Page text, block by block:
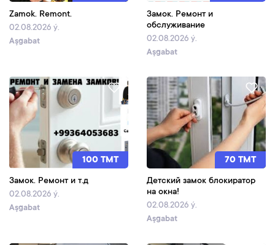
Zamok. Remont.
02.08.2026 ý.
Aşgabat
Замок. Ремонт и
обслуживание
02.08.2026 ý.
Aşgabat
100 TMT
Замок. Ремонт и т.д
02.08.2026 ý.
Aşgabat
70 TMT
Детский замок блокиратор
на окна!
02.08.2026 ý.
Aşgabat